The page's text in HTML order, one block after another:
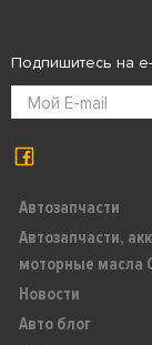
Автозапчасти
Автозапчасти,
моторные масла
Новости
Авто блог
Подпишитесь на